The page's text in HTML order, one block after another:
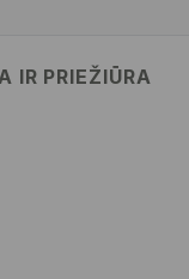
IR PRIEŽIŪRA